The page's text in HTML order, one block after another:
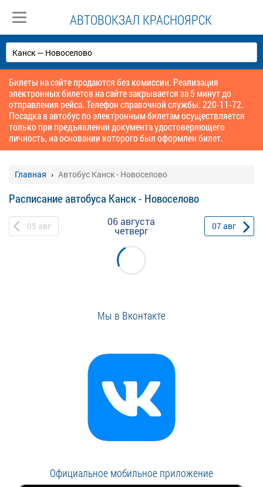
АВТОВОКЗАЛ КРАСНОЯРСК
Билеты на сайте продаются без комиссии. Реализация
электронных билетов на сайте закрывается за 5 минут до
отправления рейса. Телефон справочной службы: 220-11-72.
Посадка в автобус по электронным билетам осуществляется
только при предъявлении документа удостоверяющего
личность, на основании которого был оформлен билет.
Главная Автобус Канск - Новоселово
Расписание автобуса Канск - Новоселово
05 авг 06 августа
четверг 07авг
Мы в Вконтакте
Официальное мобильное приложение